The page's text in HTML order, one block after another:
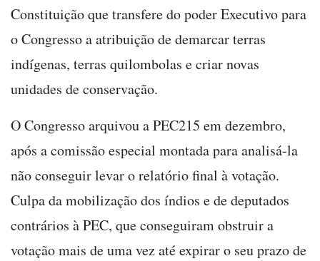
Constituição que transfere do poder Executivo para
o Congresso a atribuição de demarcar terras
indígenas, terras quilombolas e criar novas
unidades de conservação.
O Congresso arquivou a PEC215 em dezembro,
após a comissão especial montada para analisá-la
não conseguir levar o relatório final à votação.
Culpa da mobilização dos índios e de deputados
contrários à PEC, que conseguiram obstruir a
votação mais de uma vez até expirar o seu prazo de